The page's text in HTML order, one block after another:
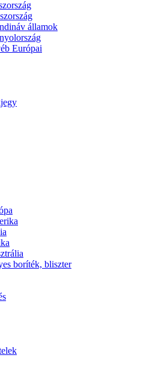
államok
Európai
boríték, bliszter